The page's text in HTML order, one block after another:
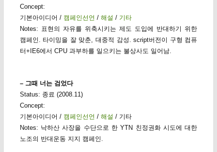
Concept:
기본아이디어 / 캠페인선언 / 해설 / 기타
Notes: 표현의 자유를 위축시키는 제도 도입에 반대하기 위한
캠페인. 타이밍을 잘 맞춘, 대중적 감성. script버전이 구형 컴퓨
터+IE6에서 CPU 과부하를 일으키는 불상사도 일어남.
– 그때 너는 검었다
Status: 종료 (2008.11)
Concept:
기본아이디어 / 캠페인선언 / 해설 / 기타
Notes: 낙하산 사장을 수단으로 한 YTN 친정권화 시도에 대한
노조의 반대운동 지지 캠페인.